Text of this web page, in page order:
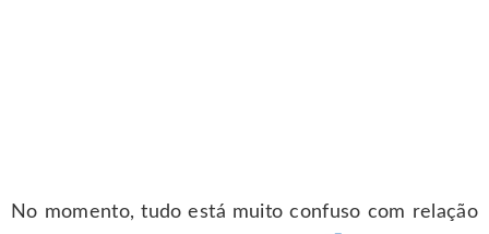
No momento, tudo está muito confuso com relação